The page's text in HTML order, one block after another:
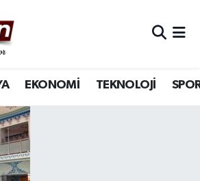
EKONOMİ TEKNOLOJİ
Durumu ve Fikstür